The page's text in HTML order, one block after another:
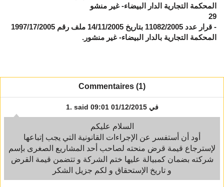
المحكمة التجارية الدار البيضاء- غير منشو
29
- قرار عدد 11082/2005 بتاريخ 14/11/2005 ملف رقم 1997/17/2005
المحكمة التجارية بالدار البيضاء- غير منشور.
Commentaires (1)
1. said في 01/12/2015 09:01
السلام عليكم
أود أن أستفسر عن الإجراءات القانونية التي يجب إتباعها
لإسترجاع قيمة قرض منحته لصاحب أحد المشاريع الصغرى بإسم
شركته بضمان كمبيالة عليها ختم الشركة و تتضمن قيمة القرض
و تاريخ الإستحقاق و لكم جزيل الشكر